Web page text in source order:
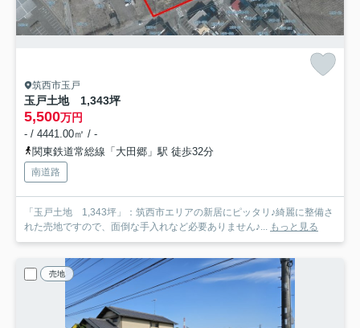
筑西市玉戸
玉戸土地 1,343坪
5,500万円
- / 4441.00㎡ / -
関東鉄道常総線「大田郷」駅 徒歩32分
南道路
「玉戸土地 1,343坪」：筑西市エリアの新居にピッタリ♪綺麗に整備さ
れた売地ですので、面倒な手入れなど必要ありません♪...
もっと見る
売地